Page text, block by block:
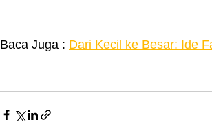
Baca Juga : Dari Kecil ke Besar: Ide